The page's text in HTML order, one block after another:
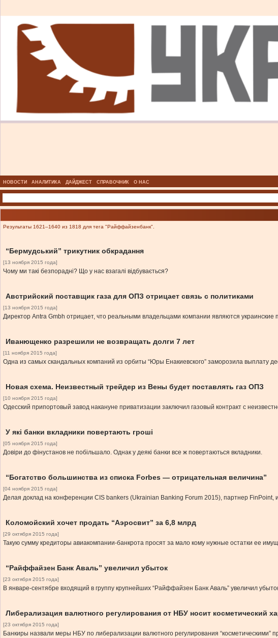
НОВОСТИ АНАЛИТИКА ДАЙДЖЕСТ СПРАВОЧНИК О НАС
Результаты 1621–1640 из 1818 для тега "Райффайзенбанк".
“Бермудський” трикутник обкрадання
[13 ноября 2015 года]
Чому ми такі безпорадні? Що у нас взагалі відбувається?
Австрийский поставщик газа для ОПЗ отрицает связь с политиками
[13 ноября 2015 года]
Директор Antra Gmbh отрицает, что реальными владельцами компании являются украинские
Иванющенко разрешили не возвращать долги 7 лет
[11 ноября 2015 года]
Одна из самых скандальных компаний из орбиты “Юры Енакиевского” заморозила выплату
Новая схема. Неизвестный трейдер из Вены будет поставлять газ ОПЗ
[10 ноября 2015 года]
Одесский припортовый завод накануне приватизации заключил газовый контракт с
У які банки вкладники повертають гроші
[05 ноября 2015 года]
Довіри до фінустанов не побільшало. Однак у деякі банки все ж повертаються вкладники.
“Богатство большинства из списка Forbes — отрицательная величина”
[04 ноября 2015 года]
Делая доклад на конференции CIS bankers (Ukrainian Banking Forum 2015), партнер
Коломойский хочет продать “Аэросвит” за 6,8 млрд
[29 октября 2015 года]
Такую сумму кредиторы авиакомпании-банкрота просят за мало кому нужные остатки ее
“Райффайзен Банк Аваль” увеличил убыток
[23 октября 2015 года]
В январе-сентябре входящий в группу крупнейших “Райффайзен Банк Аваль” увеличил
Либерализация валютного регулирования от НБУ носит косметический
[23 октября 2015 года]
Банкиры назвали меры НБУ по либерализации валютного регулирования “косметическими”